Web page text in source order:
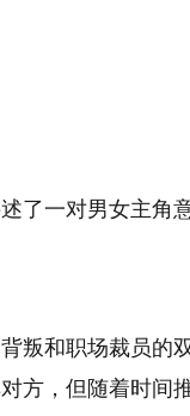
了一对男女主角
叛和职场裁员的
方，但随着时间